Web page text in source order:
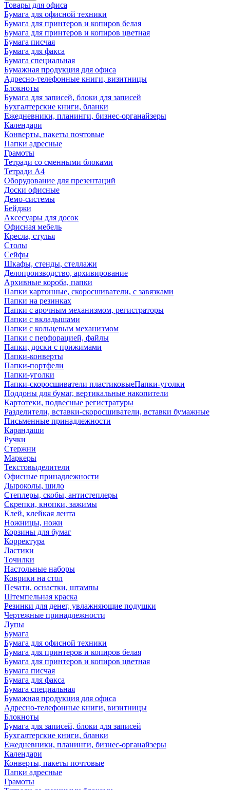
Товары для офиса
Бумага для офисной техники
Бумага для принтеров и копиров белая
Бумага для принтеров и копиров цветная
Бумага писчая
Бумага для факса
Бумага специальная
Бумажная продукция для офиса
Адресно-телефонные книги, визитницы
Блокноты
Бумага для записей, блоки для записей
Бухгалтерские книги, бланки
Ежедневники, планинги, бизнес-органайзеры
Календари
Конверты, пакеты почтовые
Папки адресные
Грамоты
Тетради со сменными блоками
Тетради А4
Оборудование для презентаций
Доски офисные
Демо-системы
Бейджи
Аксесуары для досок
Офисная мебель
Кресла, стулья
Столы
Сейфы
Шкафы, стенды, стеллажи
Делопроизводство, архивирование
Архивные короба, папки
Папки картонные, скоросшиватели, с завязками
Папки на резинках
Папки с арочным механизмом, регистраторы
Папки с вкладышами
Папки с кольцевым механизмом
Папки с перфорацией, файлы
Папки, доски с прижимами
Папки-конверты
Папки-портфели
Папки-уголки
Папки-скоросшиватели пластиковыеПапки-уголки
Поддоны для бумаг, вертикальные накопители
Картотеки, подвесные регистратуры
Разделители, вставки-скоросшиватели, вставки бумажные
Письменные принадлежности
Карандаши
Ручки
Стержни
Маркеры
Текстовыделители
Офисные принадлежности
Дыроколы, шило
Степлеры, скобы, антистеплеры
Скрепки, кнопки, зажимы
Клей, клейкая лента
Ножницы, ножи
Корзины для бумаг
Корректура
Ластики
Точилки
Настольные наборы
Коврики на стол
Печати, оснастки, штампы
Штемпельная краска
Резинки для денег, увлажняющие подушки
Чертежные принадлежности
Лупы
Бумага
Бумага для офисной техники
Бумага для принтеров и копиров белая
Бумага для принтеров и копиров цветная
Бумага писчая
Бумага для факса
Бумага специальная
Бумажная продукция для офиса
Адресно-телефонные книги, визитницы
Блокноты
Бумага для записей, блоки для записей
Бухгалтерские книги, бланки
Ежедневники, планинги, бизнес-органайзеры
Календари
Конверты, пакеты почтовые
Папки адресные
Грамоты